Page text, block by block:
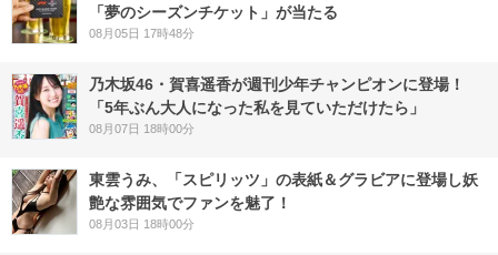
「夢のシーズンチケット」が当たる
08月05日 17時48分
乃木坂46・賀喜遥香が週刊少年チャンピオンに登場！
「5年ぶん大人になった私を見ていただけたら」
08月07日 18時00分
東雲うみ、「スピリッツ」の表紙＆グラビアに登場し妖
艶な雰囲気でファンを魅了！
08月03日 18時00分